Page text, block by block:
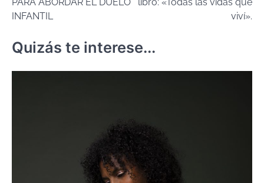
INFANTIL
viví».
Quizás te interese...